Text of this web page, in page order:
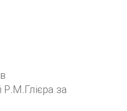
Р.М.Глієра за